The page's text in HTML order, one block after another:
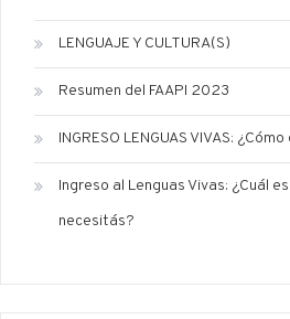
LENGUAJE Y CULTURA(S)
Resumen del FAAPI 2023
INGRESO LENGUAS VIVAS:
Ingreso al Lenguas Vivas: ¿Cuál
necesitás?